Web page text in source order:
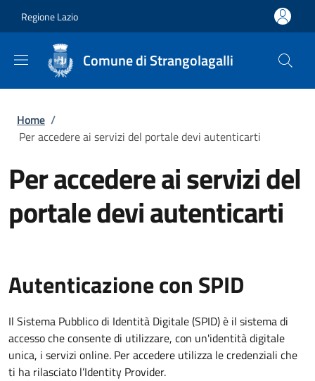
Regione Lazio
Comune di Strangolagalli
Briciole di pane
Home /
Per accedere ai servizi del portale devi autenticarti
Per accedere ai servizi del
portale devi autenticarti
Autenticazione con SPID
Il Sistema Pubblico di Identità Digitale (SPID) è il sistema di
accesso che consente di utilizzare, con un'identità digitale
unica, i servizi online. Per accedere utilizza le credenziali che
ti ha rilasciato l’Identity Provider.